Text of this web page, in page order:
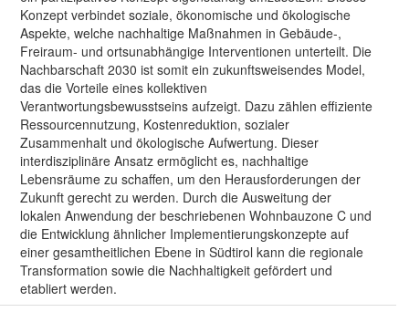
Konzept verbindet soziale, ökonomische und ökologische
Aspekte, welche nachhaltige Maßnahmen in Gebäude-,
Freiraum- und ortsunabhängige Interventionen unterteilt. Die
Nachbarschaft 2030 ist somit ein zukunftsweisendes Model,
das die Vorteile eines kollektiven
Verantwortungsbewusstseins aufzeigt. Dazu zählen effiziente
Ressourcennutzung, Kostenreduktion, sozialer
Zusammenhalt und ökologische Aufwertung. Dieser
interdisziplinäre Ansatz ermöglicht es, nachhaltige
Lebensräume zu schaffen, um den Herausforderungen der
Zukunft gerecht zu werden. Durch die Ausweitung der
lokalen Anwendung der beschriebenen Wohnbauzone C und
die Entwicklung ähnlicher Implementierungskonzepte auf
einer gesamtheitlichen Ebene in Südtirol kann die regionale
Transformation sowie die Nachhaltigkeit gefördert und
etabliert werden.